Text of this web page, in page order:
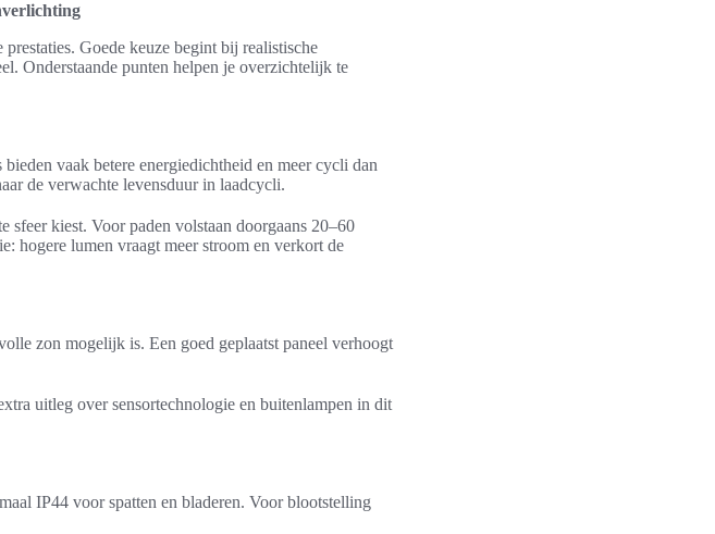
Goede keuze begint bij realistische
Onderstaande punten helpen je overzichtelijk te
vaak betere energie­dichtheid en meer cycli dan
de verwachte levensduur in laadcycli.
kiest. Voor paden volstaan doorgaans 20–60
hogere lumen vraagt meer stroom en verkort de
zon mogelijk is. Een goed geplaatst paneel verhoogt
uitleg over sensortechnologie en buitenlampen in dit
IP44 voor spatten en bladeren. Voor blootstelling